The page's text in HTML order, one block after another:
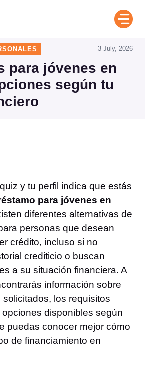
para jóvenes en
según tu
3 July, 2026
y tu perfil indica que estás
para jóvenes en
diferentes alternativas de
personas que desean
crédito, incluso si no
crediticio o buscan
a su situación financiera. A
información sobre
solicitados, los requisitos
opciones disponibles según
puedas conocer mejor cómo
de financiamiento en